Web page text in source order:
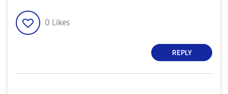
0 Likes
REPLY